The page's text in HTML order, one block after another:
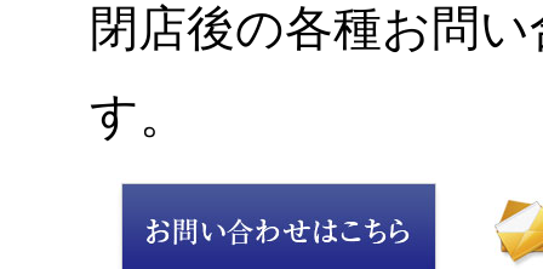
閉店後の各種お問
す。